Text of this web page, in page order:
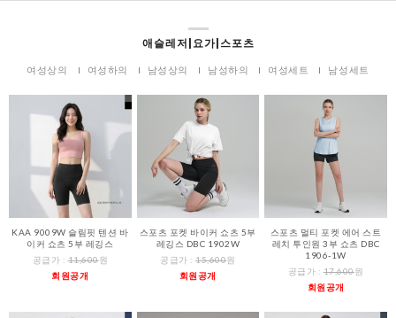
애슬레저|요가|스포츠
여성상의 여성하의 남성상의 남성하의 여성세트 남성세트
KAA 9009W 슬림핏 텐션 바
이커 쇼츠 5부 레깅스
공급가 :11,600원
회원공개
스포츠 포켓 바이커 쇼츠 5부
레깅스 DBC 1902W
공급가 :15,600원
회원공개
스포츠 멀티 포켓 에어 스트
레치 투인원 3부 쇼츠 DBC
1906-1W
공급가 : 17,600원
회원공개